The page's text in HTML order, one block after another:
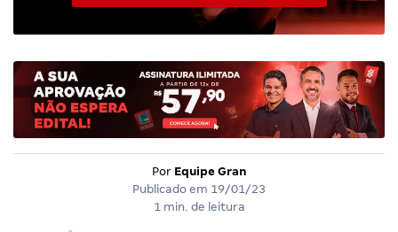
Por Equipe Gran
Publicado em 19/01/23
1 min. de leitura